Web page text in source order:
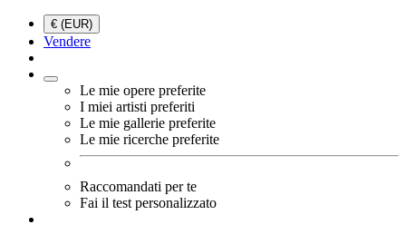
€ (EUR)
Vendere
Le mie opere preferite
I miei artisti preferiti
Le mie gallerie preferite
Le mie ricerche preferite
Raccomandati per te
Fai il test personalizzato